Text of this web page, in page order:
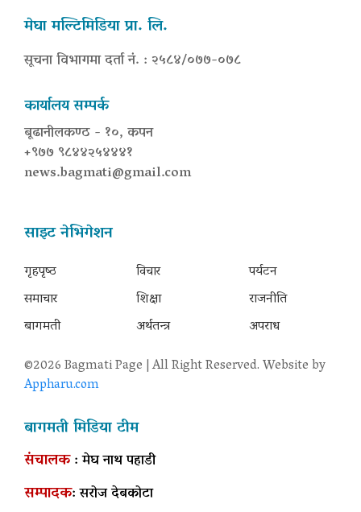
मेघा मल्टिमिडिया प्रा. लि.
सूचना विभागमा दर्ता नं. : २५८४/०७७-०७८
कार्यालय सम्पर्क
बूढानीलकण्ठ - १०, कपन
+९७७ ९८४४२५४४४१
news.bagmati@gmail.com
साइट नेभिगेशन
गृहपृष्‍ठ
समाचार
बागमती
विचार
शिक्षा
अर्थतन्त्र
पर्यटन
राजनीति
अपराध
©2026 Bagmati Page | All Right Reserved. Website by
Appharu.com
बागमती मिडिया टीम
संचालक: मेघ नाथ पहाडी
सम्पादक: सरोज देबकोटा